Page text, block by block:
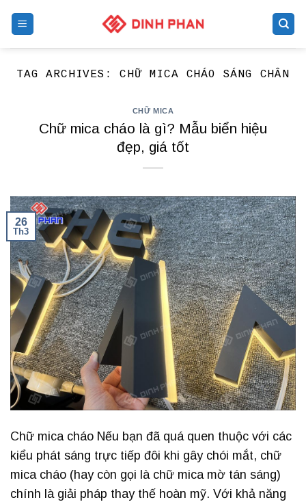
TAG ARCHIVES:CHỮ MICA CHÁO SÁNG CHÂN
CHỮ MICA
Chữ mica cháo là gì? Mẫu biển hiệu
đẹp, giá tốt
26
Th3
Chữ mica cháo Nếu bạn đã quá quen thuộc với các
kiểu phát sáng trực tiếp đôi khi gây chói mắt, chữ
mica cháo (hay còn gọi là chữ mica mờ tán sáng)
chính là giải pháp thay thế hoàn mỹ. Với khả năng